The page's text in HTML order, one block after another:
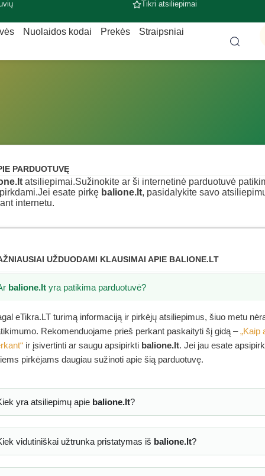
Tikri atsiliepimai
Nuolaidos kodai Prekės Straipsniai
PARDUOTUVĘ
atsiliepimai.Sužinokite ar ši internetinė parduotuvė
esate pirkę balione.lt, pasidalykite savo
internetu.
UŽDUODAMI KLAUSIMAI APIE BALIONE.LT
balione.lt yra patikima parduotuvė?
eTikra.LT turimą informaciją ir pirkėjų atsiliepimus, šiuo metu
Rekomenduojame prieš perkant paskaityti šį gidą –„Kaip
ir įsivertinti ar saugu apsipirkti balione.lt. Jei jau esate
pirkėjams daugiau sužinoti apie šią parduotuvę.
yra atsiliepimų apie balione.lt?
vidutiniškai užtrunka pristatymas iš balione.lt?